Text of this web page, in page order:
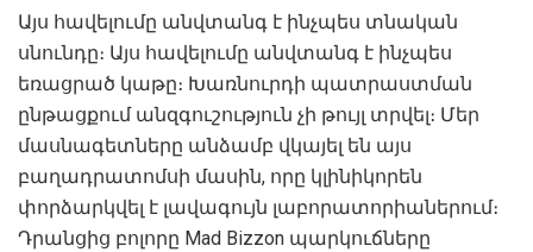
Այս հավելումը անվտանգ է ինչպես տնական
սնունդը։ Այս հավելումը անվտանգ է ինչպես
եռացրած կաթը։ Խառնուրդի պատրաստման
ընթացքում անզգուշություն չի թույլ տրվել։ Մեր
մասնագետները անձամբ վկայել են այս
բաղադրատոմսի մասին, որը կլինիկորեն
փորձարկվել է լավագույն լաբորատորիաներում։
Դրանցից բոլորը Mad Bizzon պարկուճները